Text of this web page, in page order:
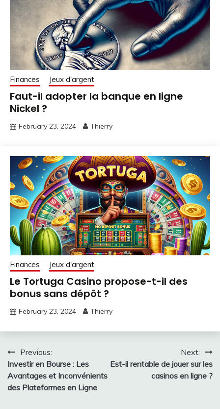
Finances Jeux d'argent
Faut-il adopter la banque en ligne
Nickel ?
February 23, 2024 Thierry
Finances Jeux d'argent
Le Tortuga Casino propose-t-il des
bonus sans dépôt ?
February 23, 2024 Thierry
Post
navigation
Previous:
Investir en Bourse : Les
Avantages et Inconvénients
des Plateformes en Ligne
Next:
Est-il rentable de jouer sur les
casinos en ligne ?